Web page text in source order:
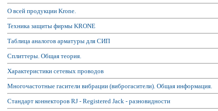
О всей продукции Krone.
Техника защиты фирмы KRONE
Таблица аналогов арматуры для СИП
Сплиттеры. Общая теория.
Характеристики сетевых проводов
Многочастотные гасители вибрации (виброгасители). Общая информация.
Стандарт коннекторов RJ - Registered Jack - разновидности